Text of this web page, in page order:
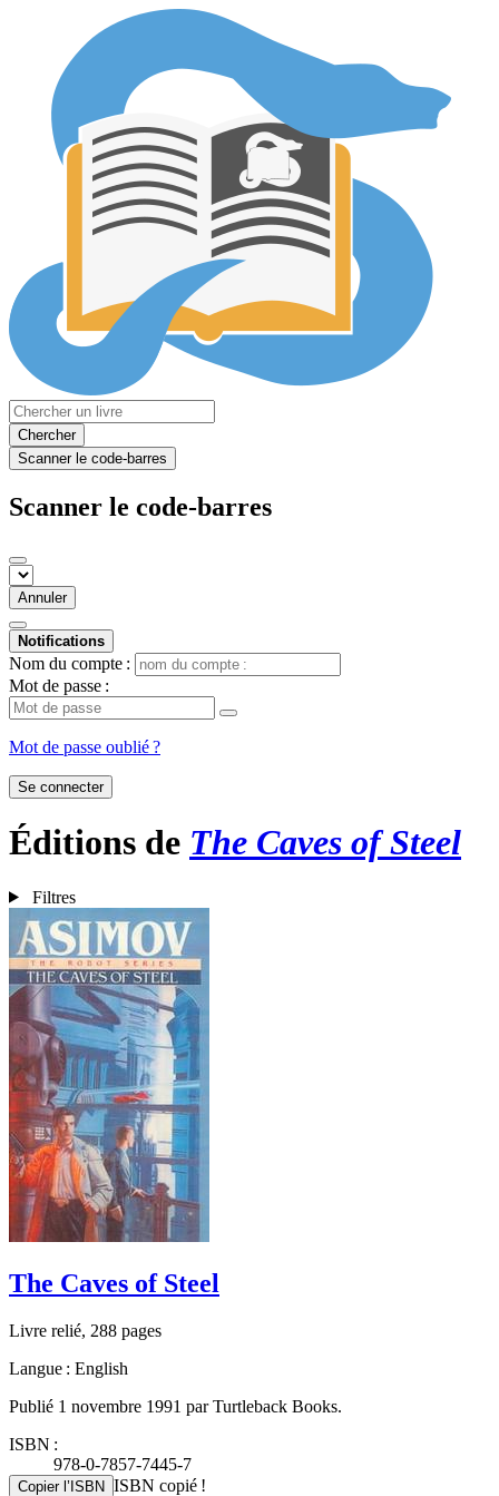
Chercher
Scanner le code-barres
Scanner le code-barres
Annuler
Notifications
Nom du compte :
Mot de passe :
Mot de passe oublié ?
Se connecter
Éditions de The Caves of Steel
Filtres
The Caves of Steel
Livre relié, 288 pages
Langue : English
Publié 1 novembre 1991 par Turtleback Books.
ISBN :
978-0-7857-7445-7
Copier l’ISBN ISBN copié !